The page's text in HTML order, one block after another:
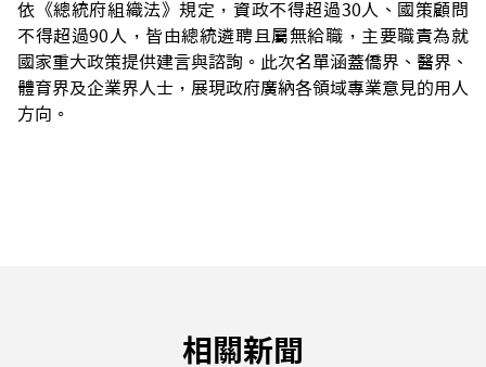
依《總統府組織法》規定，資政不得超過30人、國策顧問
不得超過90人，皆由總統遴聘且屬無給職，主要職責為就
國家重大政策提供建言與諮詢。此次名單涵蓋僑界、醫界、
體育界及企業界人士，展現政府廣納各領域專業意見的用人
方向。
相關新聞